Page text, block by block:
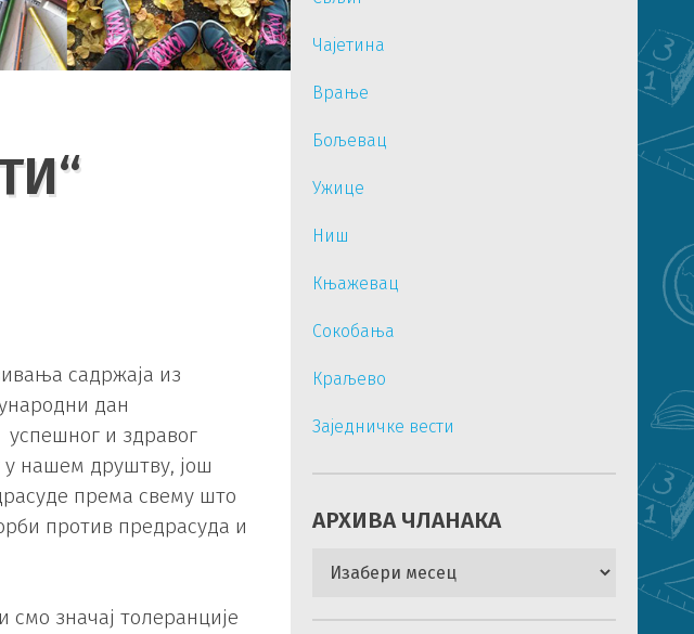
садржаја из
дан
успешног и здравoг
у нашем друштву, још
према свему што
против предрасуда и
смо значај толеранције
Чајетина
Врање
Бољевац
Ужице
Ниш
Књажевац
Сокобања
Краљево
Заједничке вести
АРХИВА ЧЛАНАКА